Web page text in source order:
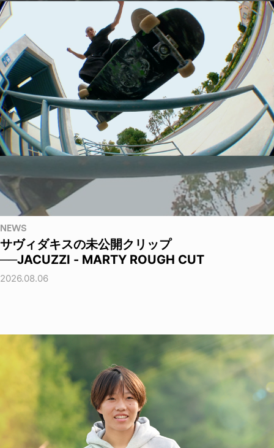
NEWS
サヴィダキスの未公開クリップ
──JACUZZI - MARTY ROUGH CUT
2026.08.06